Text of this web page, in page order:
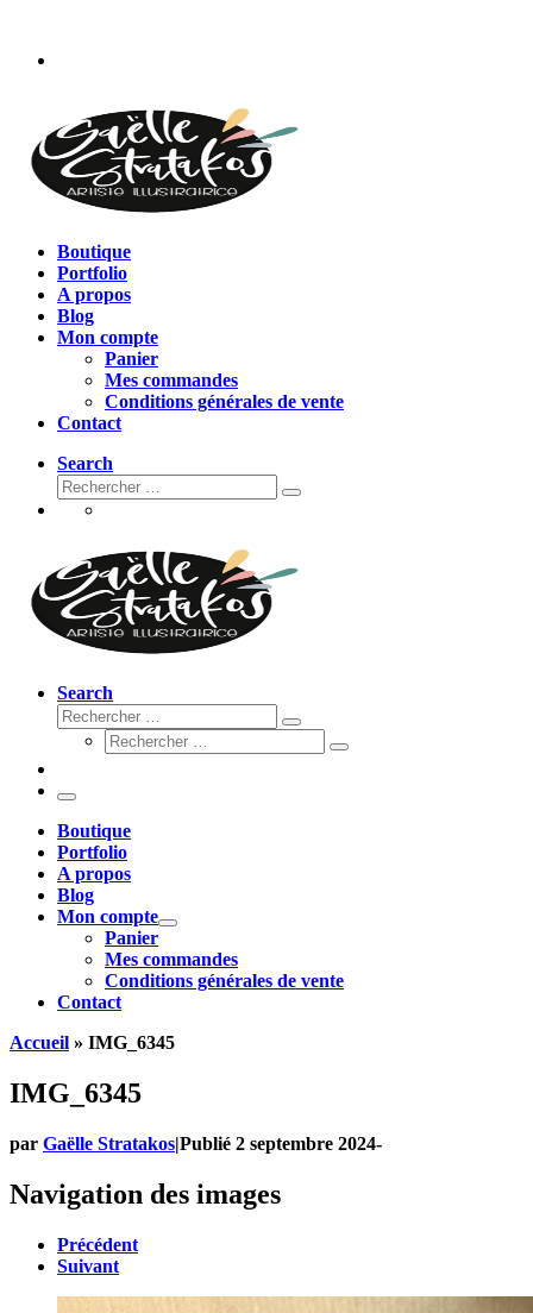
contenu
Boutique
Portfolio
A propos
Blog
Mon compte
Panier
Mes commandes
Conditions générales de vente
Contact
Search
Rechercher
Rechercher
Search
Rechercher
Rechercher
Rechercher
Rechercher
Menu
Boutique
Portfolio
A propos
Blog
Mon compte
Panier
Mes commandes
Conditions générales de vente
Contact
Accueil » IMG_6345
IMG_6345
par Gaëlle Stratakos|Publié 2 septembre 2024-
Navigation des images
Précédent
Suivant